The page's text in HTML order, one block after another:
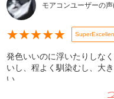
モアコンユーザーの声
★★★★★
発色いいのに浮いたりしな
いし、程よく馴染むし、大
い。